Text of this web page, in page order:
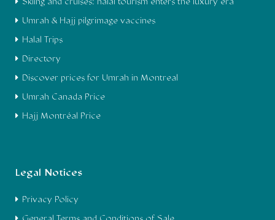
Skiing and cruises: halal tourism enters the luxury era
Umrah & Hajj pilgrimage vaccines
Halal Trips
Directory
Discover prices for Umrah in Montreal
Umrah Canada Price
Hajj Montréal Price
Legal Notices
Privacy Policy